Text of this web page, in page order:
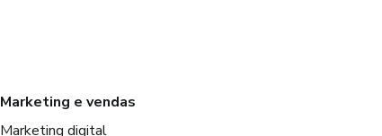
Marketing e vendas
Marketing digital